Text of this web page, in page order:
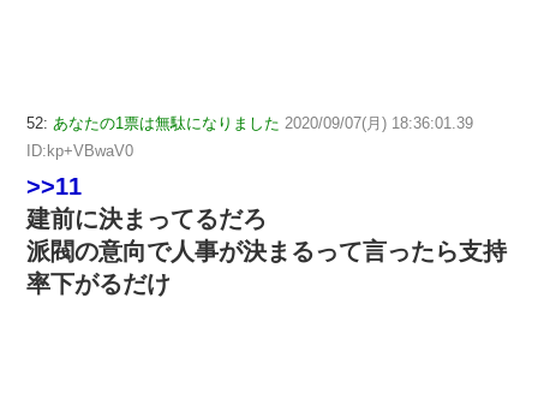
52: あなたの1票は無駄になりました 2020/09/07(月) 18:36:01.39
ID:kp+VBwaV0
>>11
建前に決まってるだろ
派閥の意向で人事が決まるって言ったら支持
率下がるだけ